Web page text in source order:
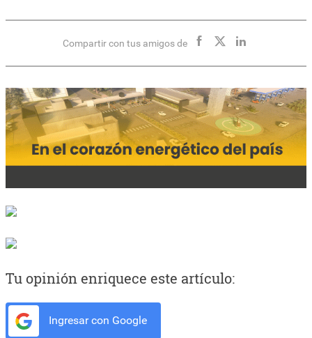
Compartir con tus amigos de
Tu opinión enriquece este artículo:
Ingresar con Google